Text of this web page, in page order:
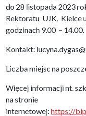
do 28 listopada 2023
Rektoratu UJK, Kielce
godzinach 9.00 – 14.00.
Kontakt:
Liczba miejsc na
Więcej informacji nt.
na stronie
internetowej: https://